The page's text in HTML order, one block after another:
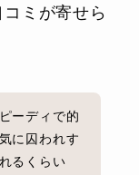
ミが寄せら
ーディで的
に囚われす
るくらい